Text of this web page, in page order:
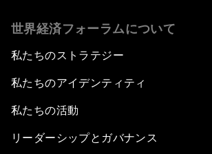
世界経済フォーラムについて
私たちのストラテジー
私たちのアイデンティティ
私たちの活動
リーダーシップとガバナンス